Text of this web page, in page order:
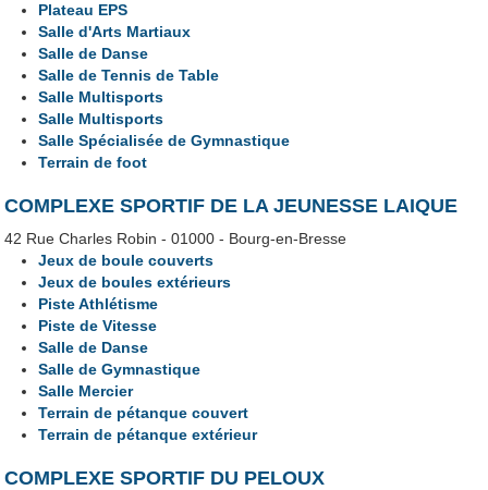
Plateau EPS
Salle d'Arts Martiaux
Salle de Danse
Salle de Tennis de Table
Salle Multisports
Salle Multisports
Salle Spécialisée de Gymnastique
Terrain de foot
COMPLEXE SPORTIF DE LA JEUNESSE LAIQUE
42 Rue Charles Robin - 01000 - Bourg-en-Bresse
Jeux de boule couverts
Jeux de boules extérieurs
Piste Athlétisme
Piste de Vitesse
Salle de Danse
Salle de Gymnastique
Salle Mercier
Terrain de pétanque couvert
Terrain de pétanque extérieur
COMPLEXE SPORTIF DU PELOUX